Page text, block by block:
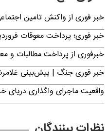
خبر فوری از واکنش تامین اجتماعی به
خبر فوری؛ پرداخت معوقات
خبرفوری از پرداخت مطالبات و
خبر فوری جنگ | پیش‌بینی
واقعیت ماجرای واگذاری دریای